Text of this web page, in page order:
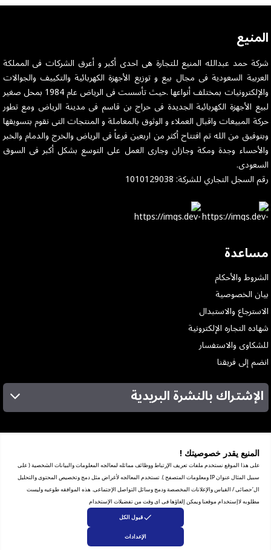
المنيع يقدر خصوصيتك !
على هذا الموقع نستخدم ملفات تعريف الإرتباط ووظائف مماثله لمعالجه المعلومات والبيانات الشخصية ( على
سبيل المثال عنوان IP ومعلومات المتصفح ). تستخدم المعالجه لأغراض مثل دمج وتخصيص المحتوى والتحليل
ال‘حصائى / القياس والإعلانات المخصصة ودمج وسائل التواصل الإجتماعى. هذه الموافقه طوعيه وليست
مطلوبه لاإستخدام موقعنا ويمكن إلغاؤها فى اى وقت من تفضيلات الإستخدام
قبول الكل
الإعدادات
المنيع
شركة حمد عبدالله المنيع للتجارة هى احدى أكبر و أعرق الشركات فى المملكة
العربية السعودية فى مجال بيع و توزيع الأجهزة الكهربائية والتكييف والجوالات
والإلكترونيات بمختلف أنواعها .حيث تأسست فى الرياض عام 1984 بمحل صغير
لبيع الأجهزة الكهربائية الجديدة فى حراج بن قاسم فى مدينة الرياض ومع تطور
حركة المبيعات واقبال العملاء و الوثوق بالمعاملة و المنتجات التى نقوم بتسويقها
وبتوفيق من الله تم افتتاح أكثر من اربعين فرعاً فى الرياض والخرج والدمام والخبر
والأحساء وجدة ومكة وجازان وجارى العمل على التوسع بشكل أكبر فى السوق
السعودى.
رقم السجل التجاري للشركة: 1010129038
مساعدة
الشروط والأحكام
بيان الخصوصية
الاسترجاع والاستبدال
شهاده التجاره الإلكترونية
للشكاوى والاستفسار
انضم إلى فريقنا
الإشتراك بالنشرة البريدية
المعارض
شهادة ضريبة القيمة المضافة
ترخيص العرض الترويجي
مبيعات الشركات
برنامج الضمان